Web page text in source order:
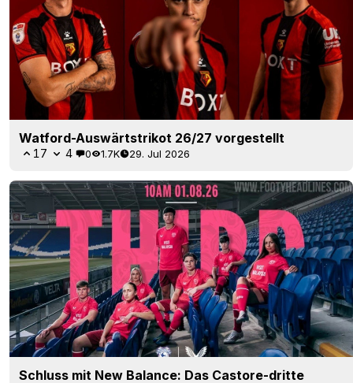
Watford-Auswärtstrikot 26/27 vorgestellt
17 4 0 1.7K 29. Jul 2026
Schluss mit New Balance: Das Castore-dritte